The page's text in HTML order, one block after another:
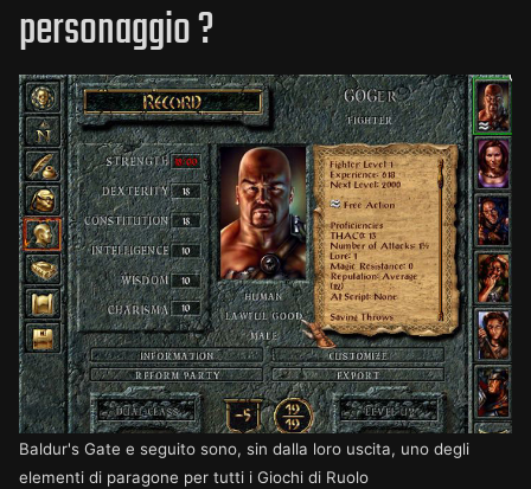
personaggio ?
Baldur's Gate e seguito sono, sin dalla loro uscita, uno degli
elementi di paragone per tutti i Giochi di Ruolo